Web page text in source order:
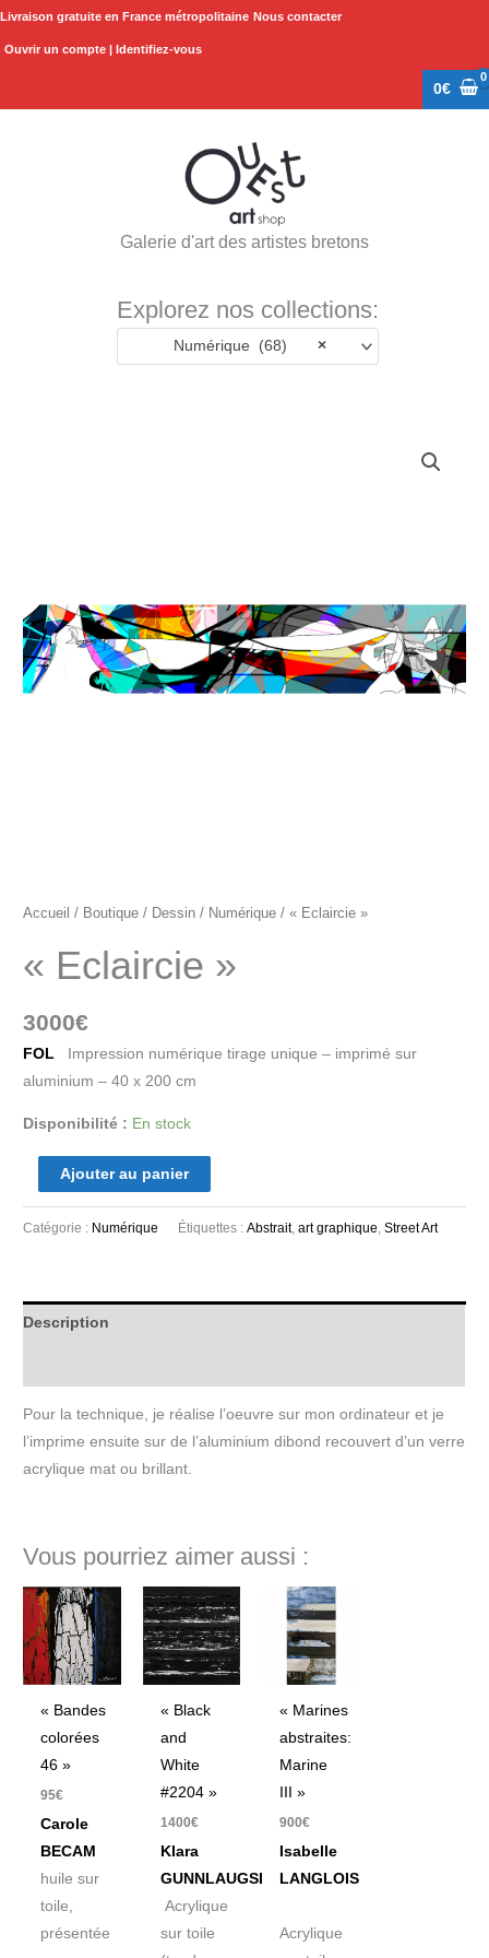
Aller
Livraison gratuite en France métropolitaine Nous contacter
Ouvrir un compte | Identifiez-vous
0€
Galerie d'art des artistes bretons
Explorez nos collections:
×
Numérique (68)
Accueil / Boutique / Dessin / Numérique / « Eclaircie »
« Eclaircie »
3000€
FOL
Impression numérique tirage unique – imprimé sur
aluminium – 40 x 200 cm
Disponibilité : En stock
Ajouter au panier
Catégorie : Numérique Étiquettes :Abstrait,art graphique ,Street Art
Description
Pour la technique, je réalise l’oeuvre sur mon ordinateur et je
l’imprime ensuite sur de l’aluminium dibond recouvert d’un verre
acrylique mat ou brillant.
Vous pourriez aimer aussi :
« Bandes
colorées
46 »
95€
Carole
BECAM
huile sur
toile,
présentée
« Black
and
White
#2204 »
1400€
Klara
GUNNLAUGSDOTTIR
Acrylique
sur toile
« Marines
abstraites:
Marine
III »
900€
Isabelle
LANGLOIS
Acrylique